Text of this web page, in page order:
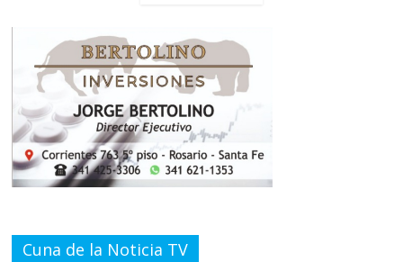
Cuna de la Noticia TV